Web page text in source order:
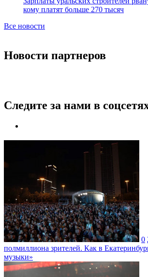
кому платят больше 270 тысяч
Все новости
Новости партнеров
Следите за нами в
0
полмиллиона зрителей. Как в
музыки»